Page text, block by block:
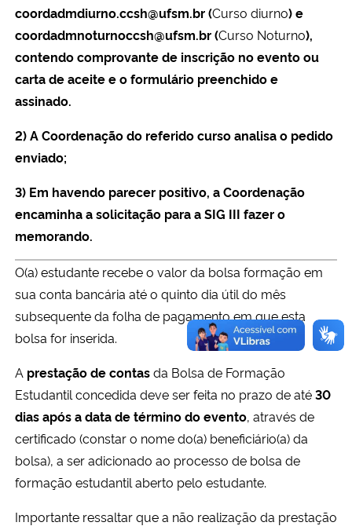
coordadmdiurno.ccsh@ufsm.br (Curso diurno) e
coordadmnoturnoccsh@ufsm.br (Curso Noturno),
contendo comprovante de inscrição no evento ou
carta de aceite e o formulário preenchido e
assinado.
2) A Coordenação do referido curso analisa o pedido
enviado;
3) Em havendo parecer positivo, a Coordenação
encaminha a solicitação para a SIG III fazer o
memorando.
O(a) estudante recebe o valor da bolsa formação em
sua conta bancária até o quinto dia útil do mês
subsequente da folha de pagamento em que esta
bolsa for inserida.
A prestação de contasda Bolsa de Formação
Estudantil concedida deve ser feita no prazo de até30
dias após a data de término do evento, através de
certificado (constar o nome do(a) beneficiário(a) da
bolsa), a ser adicionado ao processo de bolsa de
formação estudantil aberto pelo estudante.
Importante ressaltar que a não realização da prestação